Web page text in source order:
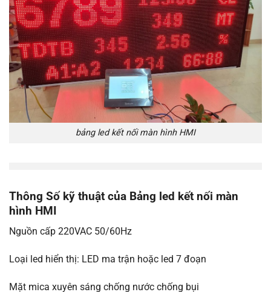
bảng led kết nối màn hình HMI
Thông Số kỹ thuật của Bảng led kết nối màn
hình HMI
Nguồn cấp 220VAC 50/60Hz
Loại led hiển thị: LED ma trận hoặc led 7 đoạn
Mặt mica xuyên sáng chống nước chống bụi